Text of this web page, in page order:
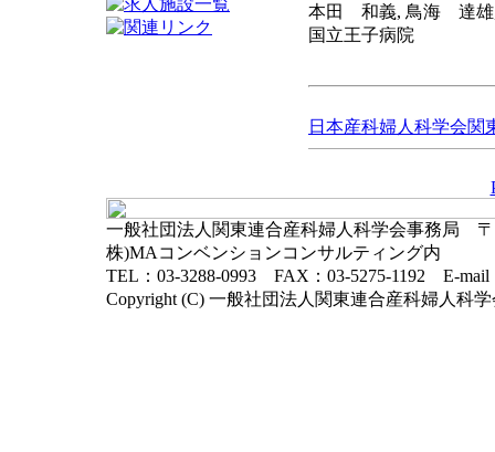
本田 和義, 鳥海 達
国立王子病院
日本産科婦人科学会関
一般社団法人関東連合産科婦人科学会事務局 〒
株)MAコンベンションコンサルティング内
TEL：03-3288-0993 FAX：03-5275-1192 E-mail
Copyright (C) 一般社団法人関東連合産科婦人科